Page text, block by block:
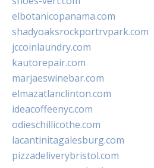
elbotanicopanama.com
shadyoaksrockportrvpark.com
jccoinlaundry.com
kautorepair.com
marjaeswinebar.com
elmazatlanclinton.com
ideacoffeenyc.com
odieschillicothe.com
lacantinitagalesburg.com
pizzadeliverybristol.com